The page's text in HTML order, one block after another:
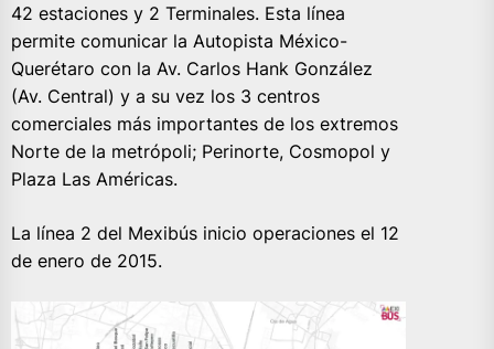
42 estaciones y 2 Terminales. Esta línea
permite comunicar la Autopista México-
Querétaro con la Av. Carlos Hank González
(Av. Central) y a su vez los 3 centros
comerciales más importantes de los extremos
Norte de la metrópoli; Perinorte, Cosmopol y
Plaza Las Américas.
La línea 2 del Mexibús inicio operaciones el 12
de enero de 2015.